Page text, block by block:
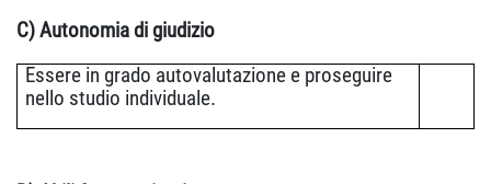
C) Autonomia di giudizio
Essere in grado autovalutazione e proseguire
nello studio individuale.